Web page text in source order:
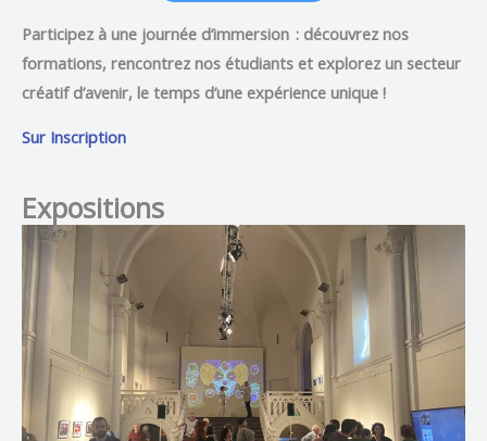
Participez à une journée d’immersion : découvrez nos
formations, rencontrez nos étudiants et explorez un secteur
créatif d’avenir, le temps d’une expérience unique !
Sur Inscription
Expositions